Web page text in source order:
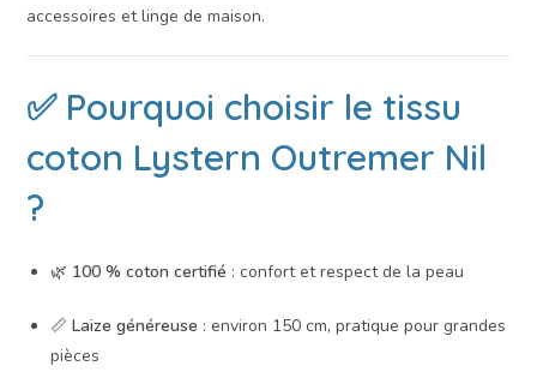
accessoires et linge de maison.
✅ Pourquoi choisir le tissu
coton Lystern Outremer Nil
?
🌿 100 % coton certifié : confort et respect de la peau
📏Laize généreuse : environ 150 cm, pratique pour grandes
pièces